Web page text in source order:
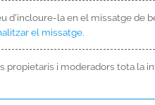
la en el missatge de
el missatge.
i moderadors tota la